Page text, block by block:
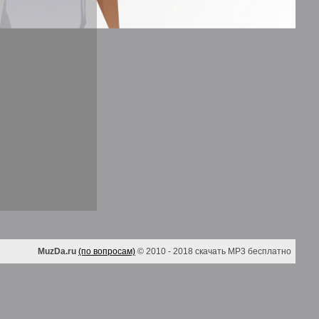
MuzDa.ru (по вопросам) © 2010 - 2018 скачать MP3 бесплатно